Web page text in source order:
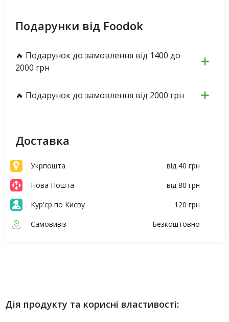
Подарунки від Foodok
🔥 Подарунок до замовлення від 1400 до
2000 грн
🔥 Подарунок до замовлення від 2000 грн
Доставка
Укрпошта
від 40 грн
Нова Пошта
від 80 грн
Кур'єр по Києву
120 грн
Самовивіз
Безкоштовно
Дія продукту та корисні властивості: